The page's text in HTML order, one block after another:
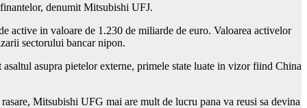
denumit Mitsubishi UFJ.
active in valoare de 1.230 de miliarde de euro. Valoarea activelor
sectorului bancar nipon.
asupra pietelor externe, primele state luate in vizor fiind China
Mitsubishi UFG mai are mult de lucru pana va reusi sa devina